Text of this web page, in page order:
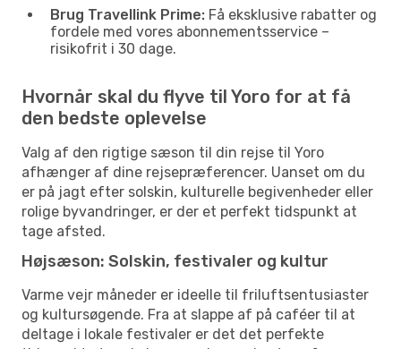
Brug Travellink Prime: Få eksklusive rabatter og
fordele med vores abonnementsservice –
risikofrit i 30 dage.
Hvornår skal du flyve til Yoro for at få
den bedste oplevelse
Valg af den rigtige sæson til din rejse til Yoro
afhænger af dine rejsepræferencer. Uanset om du
er på jagt efter solskin, kulturelle begivenheder eller
rolige byvandringer, er der et perfekt tidspunkt at
tage afsted.
Højsæson: Solskin, festivaler og kultur
Varme vejr måneder er ideelle til friluftsentusiaster
og kultursøgende. Fra at slappe af på caféer til at
deltage i lokale festivaler er det det perfekte